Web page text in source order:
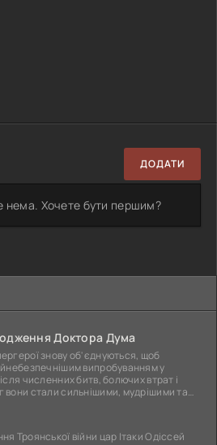
ДОДАТИ
нема. Хочете бути першим?
Доктора Дума
знову об'єднуються, щоб
випробуванням у
численних битв, болючих втрат і
вони стали сильнішими, мудрішими та
Троянської війни цар Ітаки Одіссей